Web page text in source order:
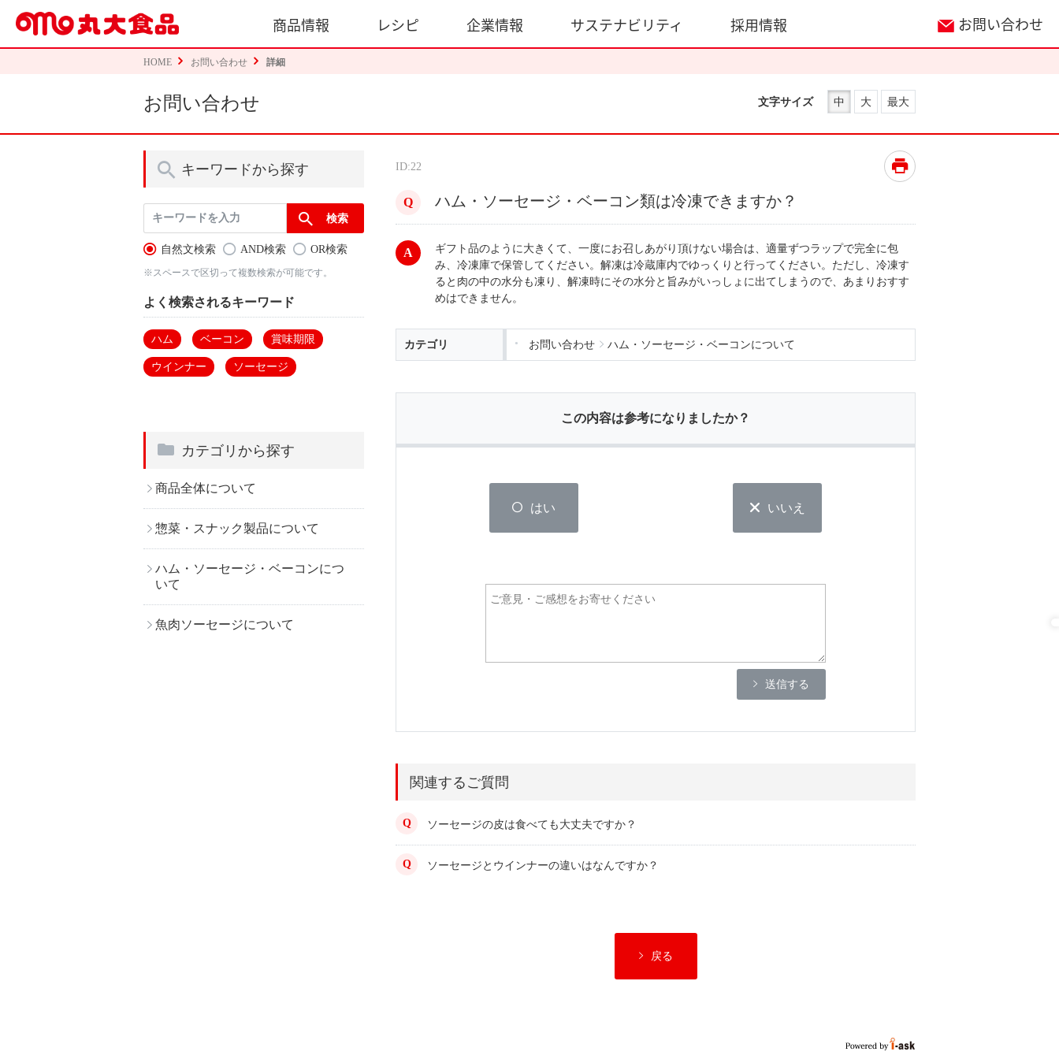
商品情報 レシピ 企業情報 サステナビリティ 採用情報 お問い合わせ
HOME お問い合わせ 詳細
文字サイズ 中 大 最大
お問い合わせ
キーワードから探す
自然文検索 AND検索 OR検索
※スペースで区切って複数検索が可能です。
よく検索されるキーワード
ハム ベーコン 賞味期限
ウインナー ソーセージ
カテゴリから探す
商品全体について
惣菜・スナック製品について
ハム・ソーセージ・ベーコンにつ
いて
魚肉ソーセージについて
ID:22
ハム・ソーセージ・ベーコン類は冷凍できますか？
ギフト品のように大きくて、一度にお召しあがり頂けない場合は、適量ずつラップで完全に包
み、冷凍庫で保管してください。解凍は冷蔵庫内でゆっくりと行ってください。ただし、冷凍す
ると肉の中の水分も凍り、解凍時にその水分と旨みがいっしょに出てしまうので、あまりおすす
めはできません。
カテゴリ お問い合わせ ハム・ソーセージ・ベーコンについて
この内容は参考になりましたか？
はい いいえ
送信する
関連するご質問
ソーセージの皮は食べても大丈夫ですか？
ソーセージとウインナーの違いはなんですか？
戻る